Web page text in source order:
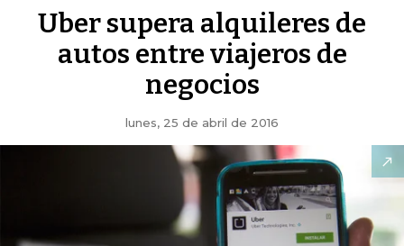
Uber supera alquileres de
autos entre viajeros de
negocios
lunes, 25 de abril de 2016